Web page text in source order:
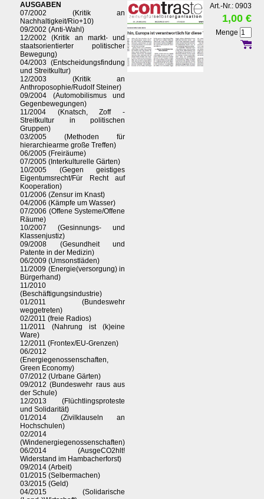
AUSGABEN
07/2002 (Kritik an
Nachhaltigkeit/Rio+10)
09/2002 (Anti-Wahl)
12/2002 (Kritik an markt- und
staatsorientierter politischer
Bewegung)
04/2003 (Entscheidungsfindung
und Streitkultur)
12/2003 (Kritik an
Anthroposophie/Rudolf Steiner)
09/2004 (Automobilismus und
Gegenbewegungen)
11/2004 (Knatsch, Zoff -
Streitkultur in politischen
Gruppen)
03/2005 (Methoden für
hierarchiearme große Treffen)
06/2005 (Freiräume)
07/2005 (Interkulturelle Gärten)
10/2005 (Gegen geistiges
Eigentumsrecht/Für Recht auf
Kooperation)
01/2006 (Zensur im Knast)
04/2006 (Kämpfe um Wasser)
07/2006 (Offene Systeme/Offene
Räume)
10/2007 (Gesinnungs- und
Klassenjustiz)
09/2008 (Gesundheit und
Patente in der Medizin)
06/2009 (Umsonstläden)
11/2009 (Energie(versorgung) in
Bürgerhand)
11/2010
(Beschäftigungsindustrie)
01/2011 (Bundeswehr
weggetreten)
02/2011 (freie Radios)
11/2011 (Nahrung ist (k)eine
Ware)
12/2011 (Frontex/EU-Grenzen)
06/2012
(Energiegenossenschaften,
Green Economy)
07/2012 (Urbane Gärten)
09/2012 (Bundeswehr raus aus
der Schule)
12/2013 (Flüchtlingsproteste
und Solidarität)
01/2014 (Zivilklauseln an
Hochschulen)
02/2014
(Windenergiegenossenschaften)
06/2014 (AusgeCO2hlt!
Widerstand im Hambacherforst)
09/2014 (Arbeit)
01/2015 (Selbermachen)
03/2015 (Geld)
04/2015 (Solidarische
Art.-Nr.: 0903
1,00 €
Menge